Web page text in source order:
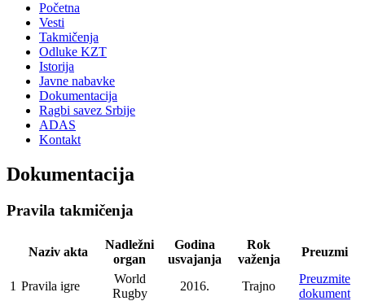
Početna
Vesti
Takmičenja
Odluke KZT
Istorija
Javne nabavke
Dokumentacija
Ragbi savez Srbije
ADAS
Kontakt
Dokumentacija
Pravila takmičenja
Naziv akta
Nadležni
organ
Godina
usvajanja
Rok
važenja
Preuzmi
1 Pravila igre
World
Rugby
2016. Trajno
Preuzmite
dokument